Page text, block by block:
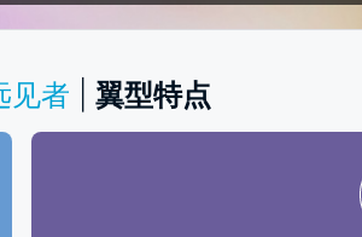
见者 翼型特点